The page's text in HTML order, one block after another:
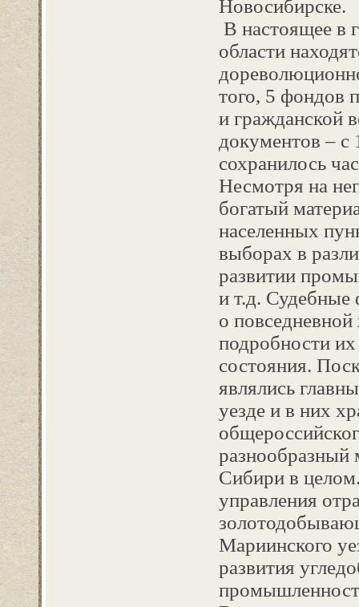
Новосибирске.
В настоящее в
области
того, 5 фондов
и гражданской
документов – с
сохранилось
Несмотря на
богатый
населенных
выборах в
развитии
и т.д. Судебные
о
подробности их
состояния.
являлись
уезде и в них
разнообразный
Сибири в
управления
Мариинского
развития